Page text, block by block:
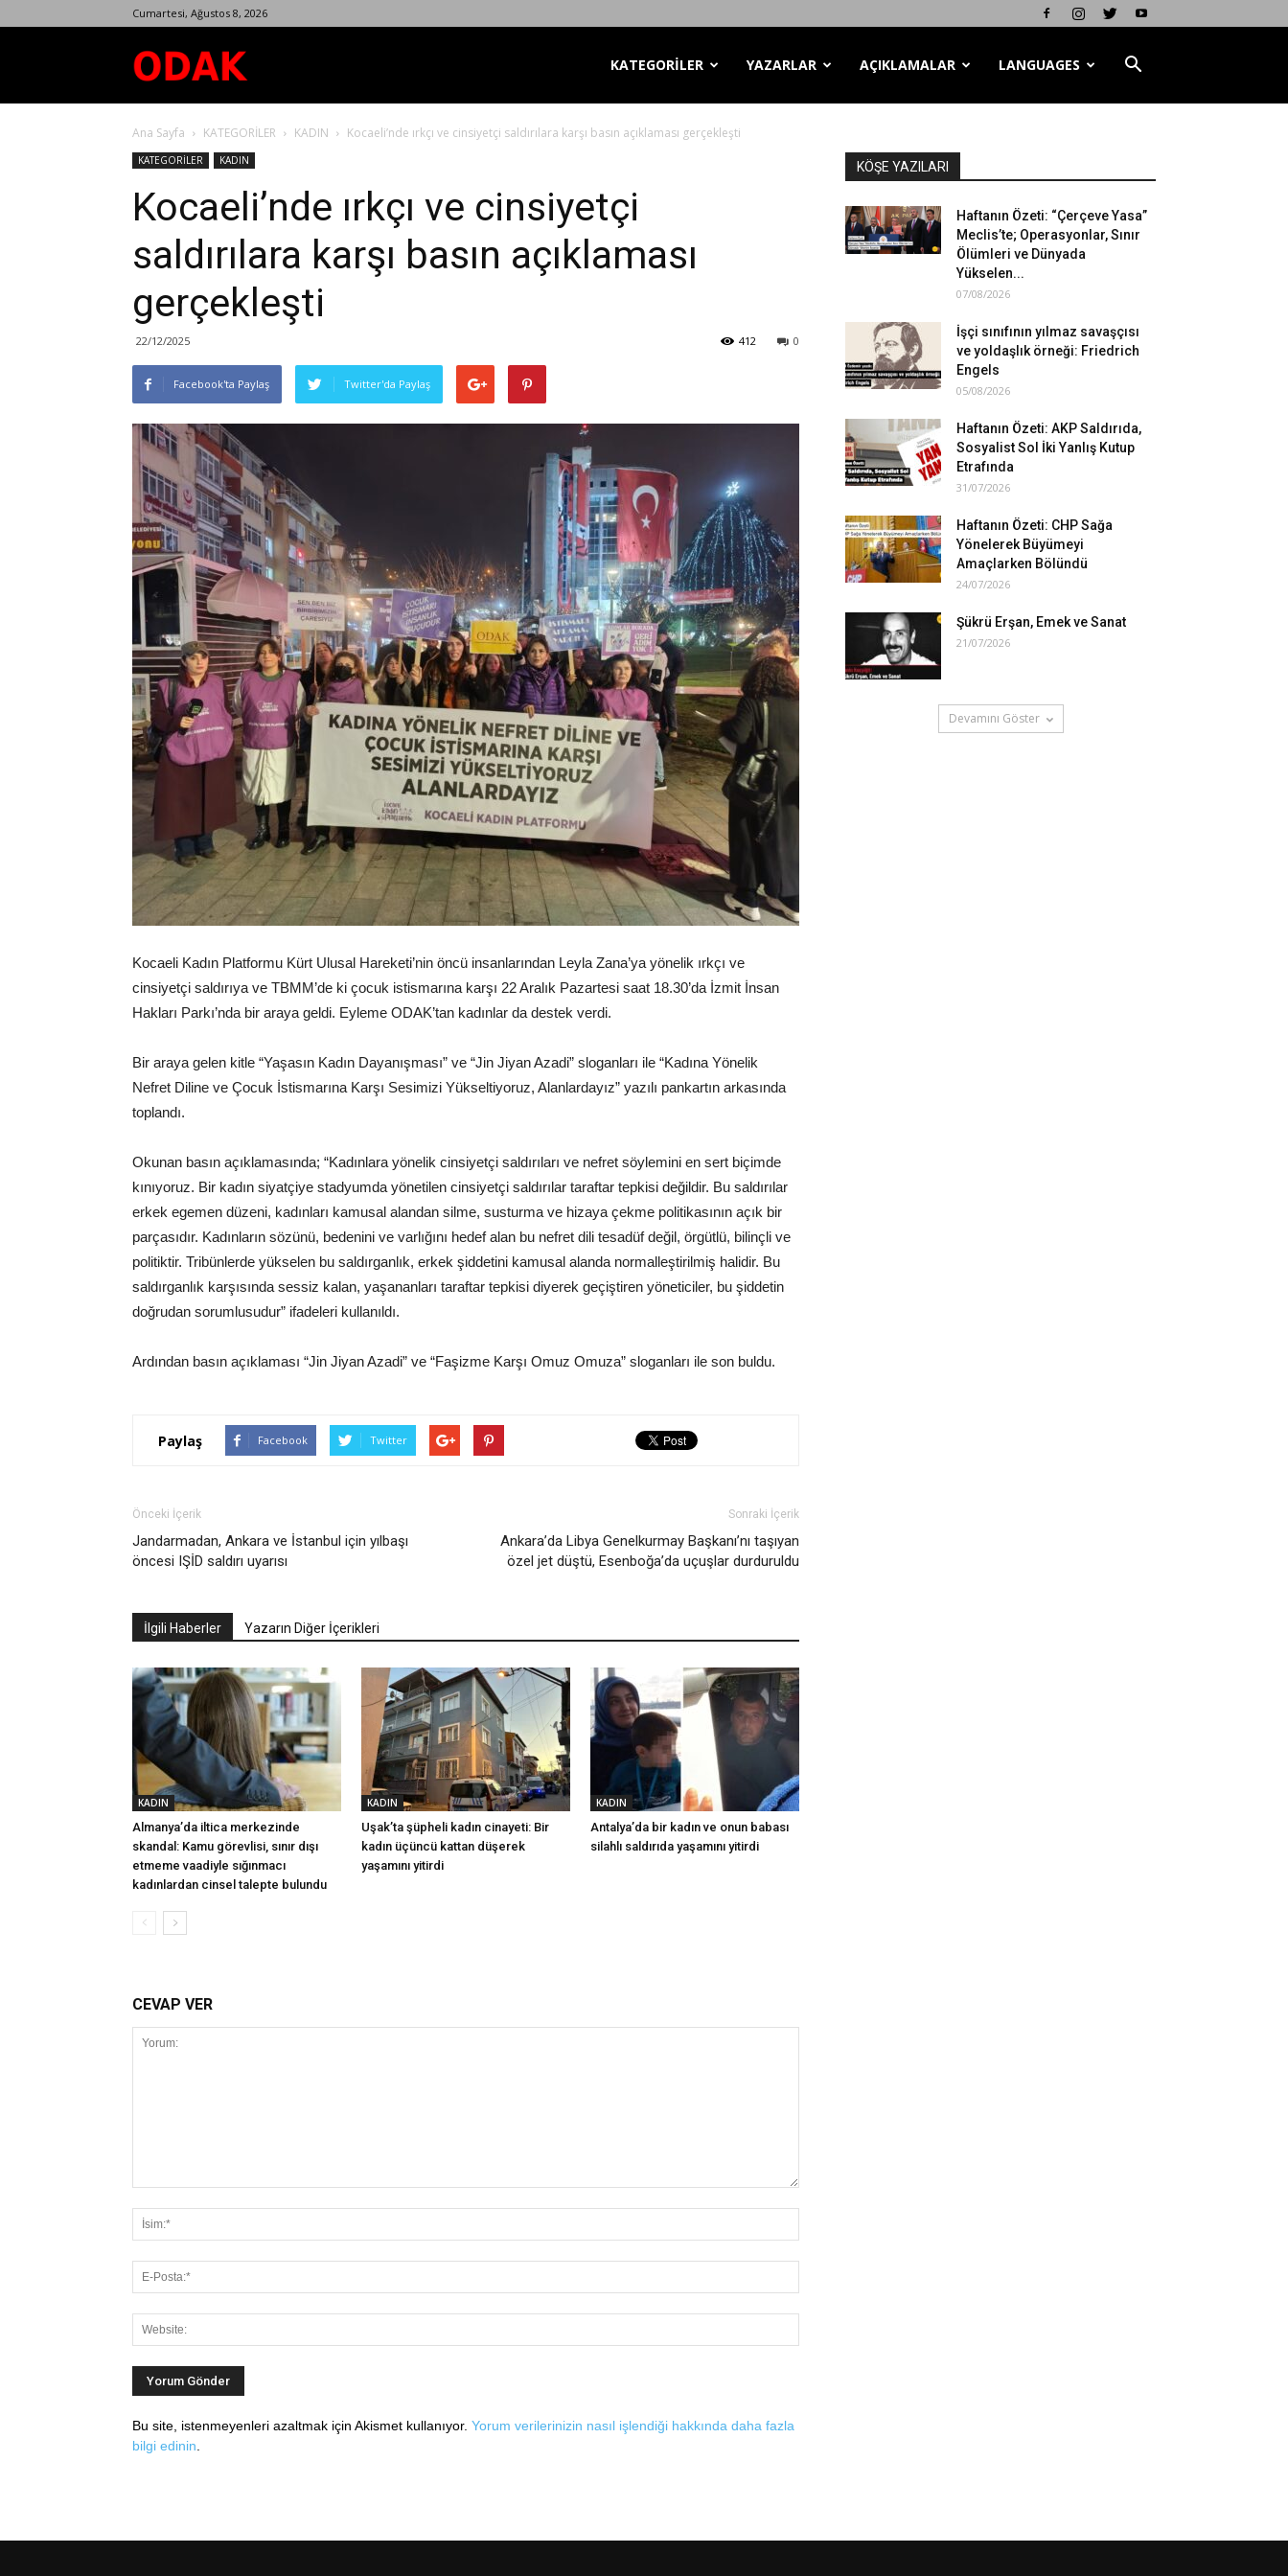
Cumartesi, Ağustos 8, 2026
Dergisi
KATEGORİLER YAZARLAR AÇIKLAMALAR LANGUAGES
Ana Sayfa KATEGORİLER KADIN Kocaeli’nde ırkçı ve cinsiyetçi saldırılara karşı basın açıklaması gerçekleşti
KATEGORİLER KADIN
Kocaeli’nde ırkçı ve cinsiyetçi
saldırılara karşı basın açıklaması
gerçekleşti
22/12/2025 0
412
Facebook'ta Paylaş Twitter'da Paylaş
Kocaeli Kadın Platformu Kürt Ulusal Hareketi’nin öncü insanlarından Leyla Zana’ya yönelik ırkçı ve
cinsiyetçi saldırıya ve TBMM’de ki çocuk istismarına karşı 22 Aralık Pazartesi saat 18.30’da İzmit İnsan
Hakları Parkı’nda bir araya geldi. Eyleme ODAK’tan kadınlar da destek verdi.
Bir araya gelen kitle “Yaşasın Kadın Dayanışması” ve “Jin Jiyan Azadi” sloganları ile “Kadına Yönelik
Nefret Diline ve Çocuk İstismarına Karşı Sesimizi Yükseltiyoruz, Alanlardayız” yazılı pankartın arkasında
toplandı.
Okunan basın açıklamasında; “Kadınlara yönelik cinsiyetçi saldırıları ve nefret söylemini en sert biçimde
kınıyoruz. Bir kadın siyatçiye stadyumda yönetilen cinsiyetçi saldırılar taraftar tepkisi değildir. Bu saldırılar
erkek egemen düzeni, kadınları kamusal alandan silme, susturma ve hizaya çekme politikasının açık bir
parçasıdır. Kadınların sözünü, bedenini ve varlığını hedef alan bu nefret dili tesadüf değil, örgütlü, bilinçli ve
politiktir. Tribünlerde yükselen bu saldırganlık, erkek şiddetini kamusal alanda normalleştirilmiş halidir. Bu
saldırganlık karşısında sessiz kalan, yaşananları taraftar tepkisi diyerek geçiştiren yöneticiler, bu şiddetin
doğrudan sorumlusudur” ifadeleri kullanıldı.
Ardından basın açıklaması “Jin Jiyan Azadi” ve “Faşizme Karşı Omuz Omuza” sloganları ile son buldu.
Paylaş Facebook Twitter
Önceki İçerik
Jandarmadan, Ankara ve İstanbul için yılbaşı
öncesi IŞİD saldırı uyarısı
Sonraki İçerik
Ankara’da Libya Genelkurmay Başkanı’nı taşıyan
özel jet düştü, Esenboğa’da uçuşlar durduruldu
İlgili Haberler Yazarın Diğer İçerikleri
KADIN
Almanya’da iltica merkezinde
skandal: Kamu görevlisi, sınır dışı
etmeme vaadiyle sığınmacı
kadınlardan cinsel talepte bulundu
KADIN
Uşak’ta şüpheli kadın cinayeti: Bir
kadın üçüncü kattan düşerek
yaşamını yitirdi
KADIN
Antalya’da bir kadın ve onun babası
silahlı saldırıda yaşamını yitirdi
CEVAP VER
Bu site, istenmeyenleri azaltmak için Akismet kullanıyor. Yorum verilerinizin nasıl işlendiği hakkında daha fazla
bilgi edinin
KÖŞE YAZILARI
Haftanın Özeti: “Çerçeve Yasa”
Meclis’te; Operasyonlar, Sınır
Ölümleri ve Dünyada
Yükselen...
07/08/2026
İşçi sınıfının yılmaz savaşçısı
ve yoldaşlık örneği: Friedrich
Engels
05/08/2026
Haftanın Özeti: AKP Saldırıda,
Sosyalist Sol İki Yanlış Kutup
Etrafında
31/07/2026
Haftanın Özeti: CHP Sağa
Yönelerek Büyümeyi
Amaçlarken Bölündü
24/07/2026
Şükrü Erşan, Emek ve Sanat
21/07/2026
Devamını Göster